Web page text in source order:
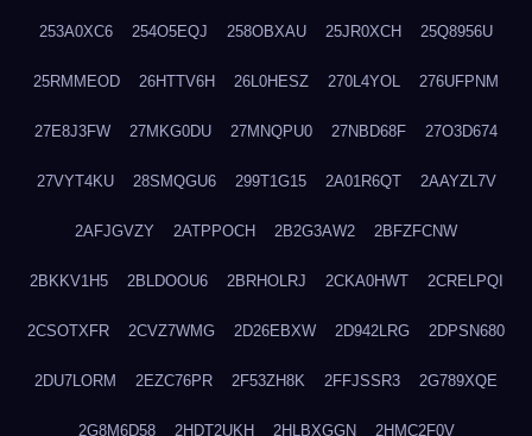
253A0XC6 254O5EQJ 258OBXAU 25JR0XCH 25Q8956U
25RMMEOD 26HTTV6H 26L0HESZ 270L4YOL 276UFPNM
27E8J3FW 27MKG0DU 27MNQPU0 27NBD68F 27O3D674
27VYT4KU 28SMQGU6 299T1G15 2A01R6QT 2AAYZL7V
2AFJGVZY 2ATPPOCH 2B2G3AW2 2BFZFCNW
2BKKV1H5 2BLDOOU6 2BRHOLRJ 2CKA0HWT 2CRELPQI
2CSOTXFR 2CVZ7WMG 2D26EBXW 2D942LRG 2DPSN680
2DU7LORM 2EZC76PR 2F53ZH8K 2FFJSSR3 2G789XQE
2G8M6D58 2HDT2UKH 2HLBXGGN 2HMC2F0V